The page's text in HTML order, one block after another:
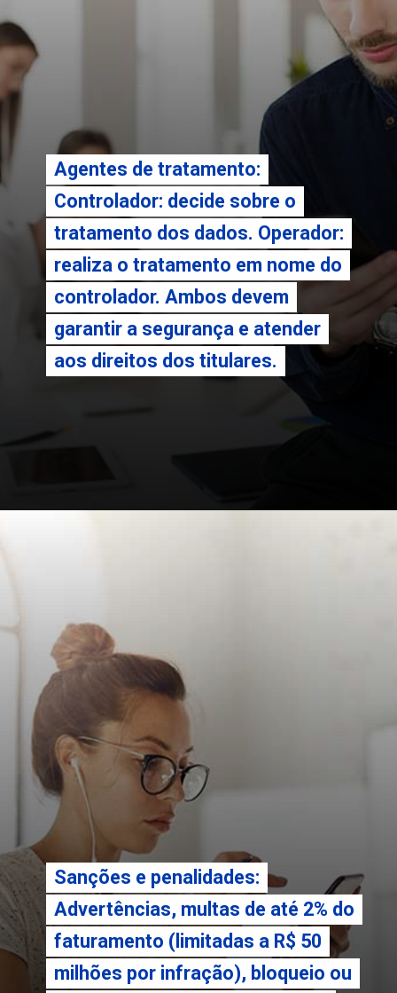
Agentes de tratamento:
Controlador: decide sobre o
tratamento dos dados. Operador:
realiza o tratamento em nome do
controlador. Ambos devem
garantir a segurança e atender
aos direitos dos titulares.
Agentes de tratamento:
Controlador: decide sobre o
tratamento dos dados. Operador:
realiza o tratamento em nome do
controlador. Ambos devem
garantir a segurança e atender
aos direitos dos titulares.
Sanções e penalidades:
Advertências, multas de até 2% do
faturamento (limitadas a R$ 50
milhões por infração), bloqueio ou
Sanções e penalidades:
Advertências, multas de até 2% do
faturamento (limitadas a R$ 50
milhões por infração), bloqueio ou